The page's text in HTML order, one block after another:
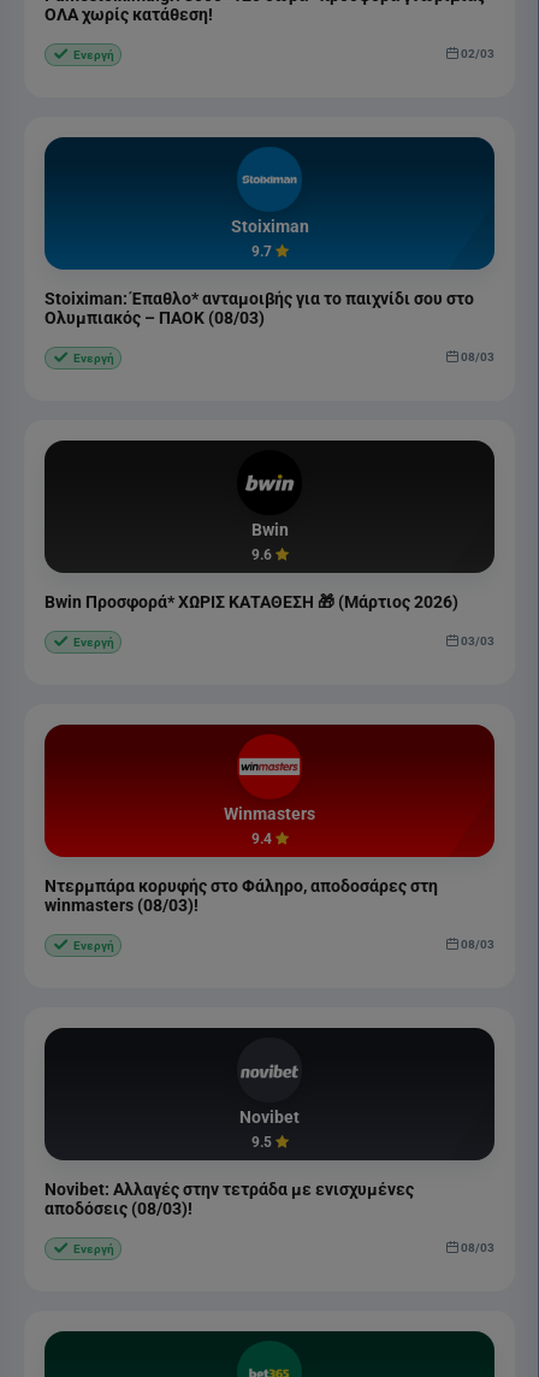
ΟΛΑ χωρίς κατάθεση!
Ενεργή 02/03
Stoiximan
9.7
Stoiximan: Έπαθλο* ανταμοιβής για το παιχνίδι σου στο
Ολυμπιακός – ΠΑΟΚ (08/03)
Ενεργή 08/03
Bwin
9.6
Bwin Προσφορά* ΧΩΡΙΣ ΚΑΤΑΘΕΣΗ 🎁 (Μάρτιος 2026)
Ενεργή 03/03
Winmasters
9.4
Ντερμπάρα κορυφής στο Φάληρο, αποδοσάρες στη
winmasters (08/03)!
Ενεργή 08/03
Novibet
9.5
Novibet: Αλλαγές στην τετράδα με ενισχυμένες
αποδόσεις (08/03)!
Ενεργή 08/03